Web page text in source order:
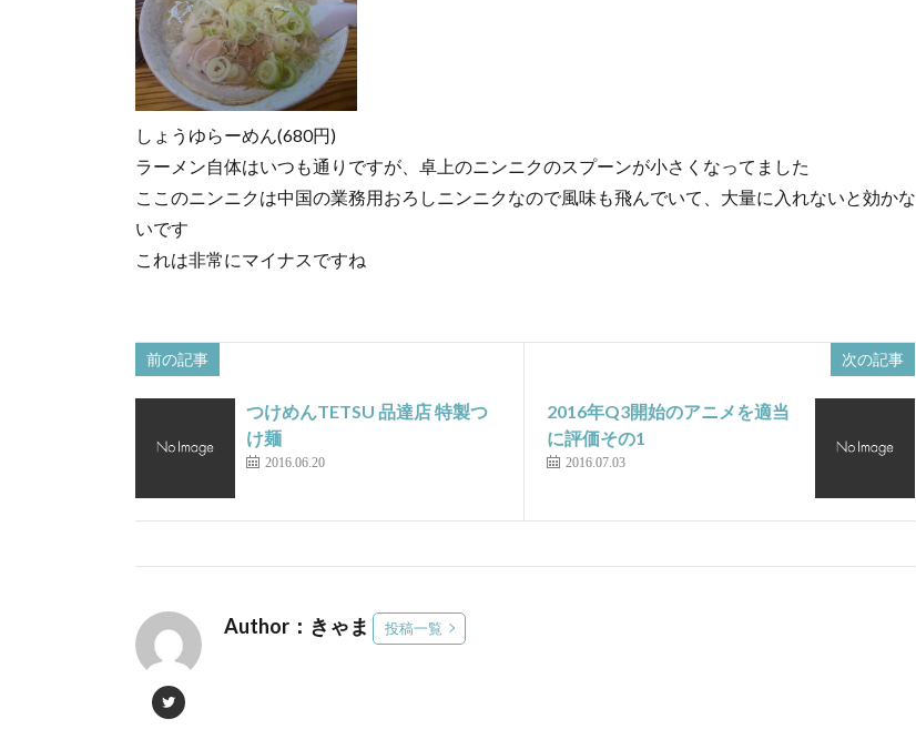
しょうゆらーめん(680円)
ラーメン自体はいつも通りですが、卓上のニンニクのスプーンが小さくなってました
ここのニンニクは中国の業務用おろしニンニクなので風味も飛んでいて、大量に入れないと効かな
いです
これは非常にマイナスですね
前の記事
つけめんTETSU 品達店 特製つ
け麺
2016.06.20
次の記事
2016年Q3開始のアニメを適当
に評価その1
2016.07.03
Author：きゃま 投稿一覧